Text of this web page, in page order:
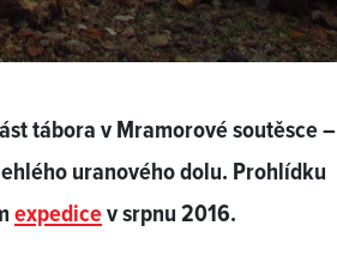
tábora v Mramorové soutěsce –
uranového dolu. Prohlídku
expedicev srpnu 2016.